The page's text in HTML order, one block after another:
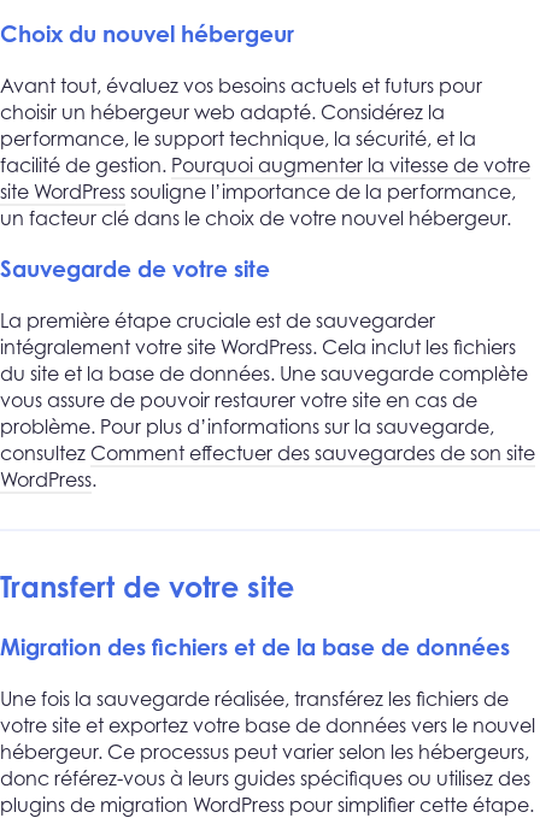
Choix du nouvel hébergeur
Avant tout, évaluez vos besoins actuels et futurs pour
choisir un hébergeur web adapté. Considérez la
performance, le support technique, la sécurité, et la
facilité de gestion. Pourquoi augmenter la vitesse de votre
site WordPress souligne l’importance de la performance,
un facteur clé dans le choix de votre nouvel hébergeur.
Sauvegarde de votre site
La première étape cruciale est de sauvegarder
intégralement votre site WordPress. Cela inclut les fichiers
du site et la base de données. Une sauvegarde complète
vous assure de pouvoir restaurer votre site en cas de
problème. Pour plus d’informations sur la sauvegarde,
consultez Comment effectuer des sauvegardes de son site
WordPress.
Transfert de votre site
Migration des fichiers et de la base de données
Une fois la sauvegarde réalisée, transférez les fichiers de
votre site et exportez votre base de données vers le nouvel
hébergeur. Ce processus peut varier selon les hébergeurs,
donc référez-vous à leurs guides spécifiques ou utilisez des
plugins de migration WordPress pour simplifier cette étape.